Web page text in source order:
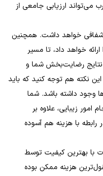
می‌تواند ارزیابی جامعی از
خواهد داشت. همچنین
خواهد داد، تا مسیر
نتایج رضایت‌بخش شما و
نکته هم توجه کنید که باید
وجود داشته باشد. شما
امور زیبایی، علاوه بر
رابطه با هزینه هم آسوده
با بهترین کیفیت توسط
هزینه ممکن بوده